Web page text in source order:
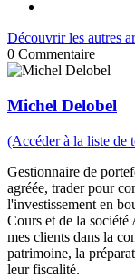
Découvrir les autres
0 Commentaire
Michel Delobel
(Accéder à la liste de
Gestionnaire de
agréée, trader pour
l'investissement en
Cours et de la
mes clients dans la
patrimoine, la
leur fiscalité.